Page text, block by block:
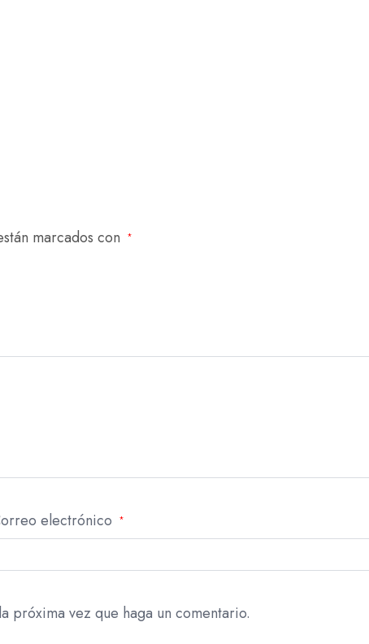
marcados con *
electrónico *
vez que haga un comentario.